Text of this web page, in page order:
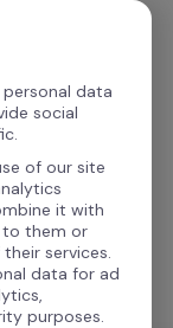
Grátis
desempenho
personal data
social
of our site
it with
them or
services.
data for ad
purposes.